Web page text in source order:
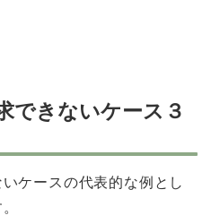
できないケース３
ケースの代表的な例とし